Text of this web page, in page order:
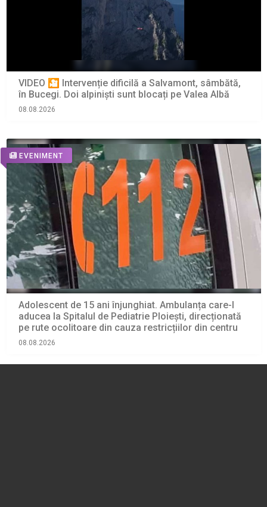
VIDEO 🎦 Intervenție dificilă a Salvamont, sâmbătă,
în Bucegi. Doi alpiniști sunt blocați pe Valea Albă
08.08.2026
EVENIMENT
Adolescent de 15 ani înjunghiat. Ambulanța care-l
aducea la Spitalul de Pediatrie Ploiești, direcționată
pe rute ocolitoare din cauza restricțiilor din centru
08.08.2026